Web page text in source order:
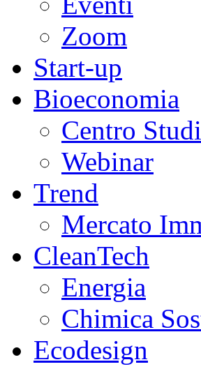
Zoom
Start-up
Bioeconomia
Centro
Webinar
Trend
Mercato
CleanTech
Energia
Chimica
Ecodesign